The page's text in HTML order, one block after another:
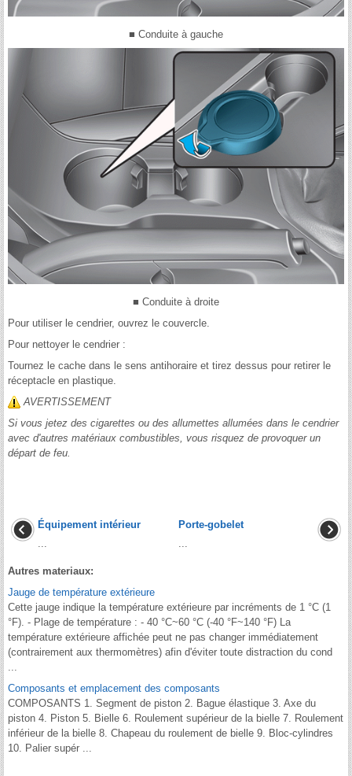
■ Conduite à gauche
■ Conduite à droite
Pour utiliser le cendrier, ouvrez le couvercle.
Pour nettoyer le cendrier :
Tournez le cache dans le sens antihoraire et tirez dessus pour retirer le
réceptacle en plastique.
AVERTISSEMENT
Si vous jetez des cigarettes ou des allumettes allumées dans le cendrier
avec d'autres matériaux combustibles, vous risquez de provoquer un
départ de feu.
Équipement intérieur
Porte-gobelet
Autres materiaux:
Jauge de température extérieure
Cette jauge indique la température extérieure par incréments de 1 °C (1
°F). - Plage de température : - 40 °C~60 °C (-40 °F~140 °F) La
température extérieure affichée peut ne pas changer immédiatement
(contrairement aux thermomètres) afin d'éviter toute distraction du cond
Composants et emplacement des composants
COMPOSANTS 1. Segment de piston 2. Bague élastique 3. Axe du
piston 4. Piston 5. Bielle 6. Roulement supérieur de la bielle 7. Roulement
inférieur de la bielle 8. Chapeau du roulement de bielle 9. Bloc-cylindres
10. Palier supér ...